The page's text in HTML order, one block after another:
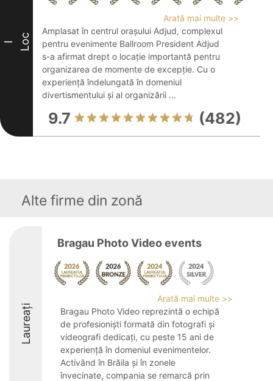
I Loc
Arată mai multe >>
Amplasat în centrul orașului Adjud, complexul
pentru evenimente Ballroom President Adjud
s-a afirmat drept o locație importantă pentru
organizarea de momente de excepție. Cu o
experiență îndelungată în domeniul
divertismentului și al organizării ...
9.7 (482)
Alte firme din zonă
Laureați
Bragau Photo Video events
Arată mai multe >>
Bragau Photo Video reprezintă o echipă
de profesioniști formată din fotografi și
videografi dedicați, cu peste 15 ani de
experiență în domeniul evenimentelor.
Activând în Brăila și în zonele
învecinate, compania se remarcă prin